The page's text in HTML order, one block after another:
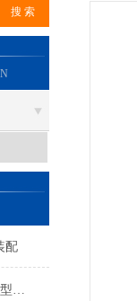
配
石家庄渣浆泵厂家：200ZJ-60型渣浆泵